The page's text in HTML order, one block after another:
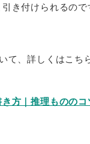
き付けられるので
て、詳しくはこち
方｜推理ものの